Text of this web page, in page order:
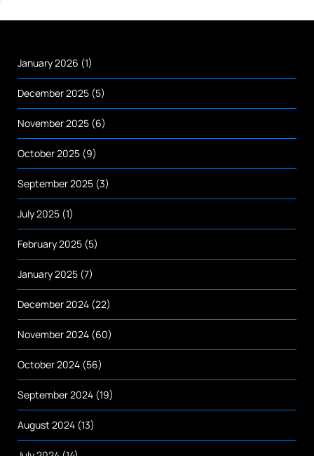
January 2026 (1)
December 2025 (5)
November 2025 (6)
October 2025 (9)
September 2025 (3)
July 2025 (1)
February 2025 (5)
January 2025 (7)
December 2024 (22)
November 2024 (60)
October 2024 (56)
September 2024 (19)
August 2024 (13)